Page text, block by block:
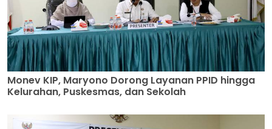
Monev KIP, Maryono Dorong Layanan PPID hingga
Kelurahan, Puskesmas, dan Sekolah